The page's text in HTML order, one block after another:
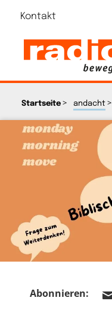
Kontakt
Startseite> andacht>
Abonnieren: